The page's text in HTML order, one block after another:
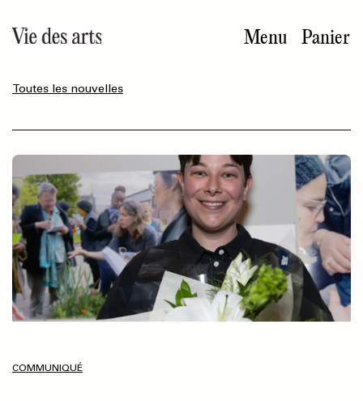
au
contenu
Menu Panier
Toutes les nouvelles
COMMUNIQUÉ